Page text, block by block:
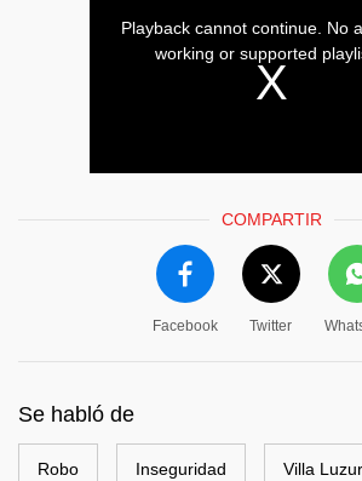
COMPARTIR
Facebook Twitter
Se habló de
Robo Inseguridad Villa